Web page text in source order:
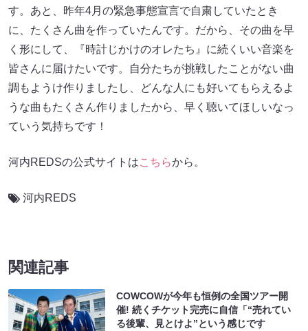
す。あと、昨年4月の緊急事態宣言で自粛していたとき
に、たくさん曲を作っていたんです。だから、その曲を早
く形にして、『時計じかけのオレたち』に続くいい音楽を
皆さんに届けたいです。自分たちが挑戦したことがない曲
調もようけ作りましたし、どんな人にも好いてもらえるよ
うな曲もたくさん作りましたから、早く聴いてほしいなっ
ていう気持ちです！
河内REDSの公式サイトはこちらから。
河内REDS
関連記事
COWCOWが今年も恒例の全国ツアー開
催! 続くチケット完売に自信「“売れてい
る後輩、見とけよ”という感じです